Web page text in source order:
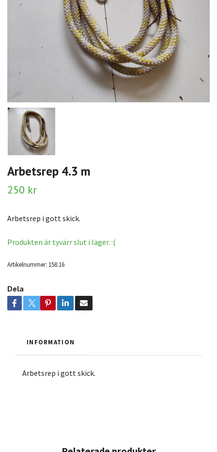
Arbetsrep 4.3 m
250 kr
Arbetsrep i gott skick.
Produkten är tyvärr slut i lager. :(
Artikelnummer: 158.16
Dela
INFORMATION
Arbetsrep i gott skick.